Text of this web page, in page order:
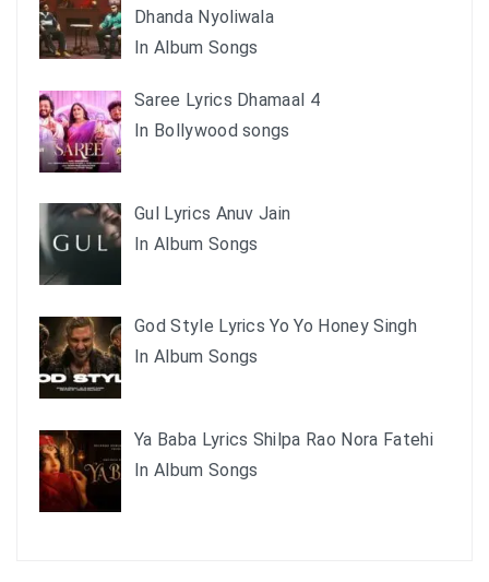
Dhanda Nyoliwala
In Album Songs
Saree Lyrics Dhamaal 4
In Bollywood songs
Gul Lyrics Anuv Jain
In Album Songs
God Style Lyrics Yo Yo Honey Singh
In Album Songs
Ya Baba Lyrics Shilpa Rao Nora Fatehi
In Album Songs